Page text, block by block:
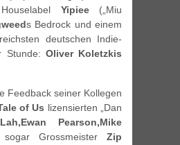
Yipiee („Miu
s Bedrock und einem
deutschen Indie-
Stunde: Oliver Koletzkis
Feedback seiner Kollegen
of Us lizensierten „Dan
Pearson,Mike
Grossmeister Zip